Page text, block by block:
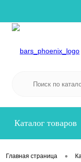
Каталог товаров
Главная страница •